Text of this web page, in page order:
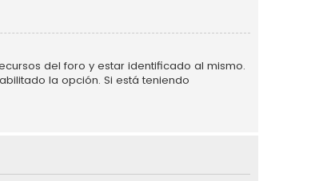
del foro y estar identificado al mismo.
la opción. Si está teniendo